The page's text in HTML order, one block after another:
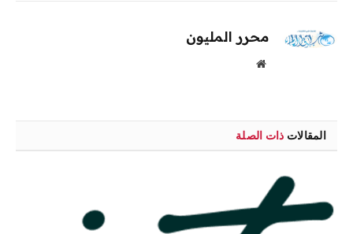
محرر المليون
موقع
المقالات ذات الصلة